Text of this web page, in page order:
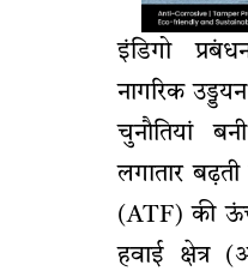
इंडिगो
नागरिक
चुनौतियां
लगातार
(ATF) की
हवाई क्षेत्र